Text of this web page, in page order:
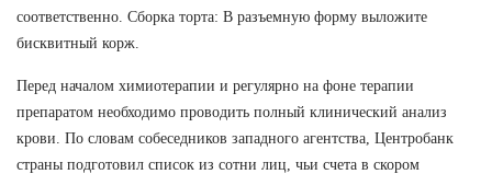
соответственно. Сборка торта: В разъемную форму выложите
бисквитный корж.
Перед началом химиотерапии и регулярно на фоне терапии
препаратом необходимо проводить полный клинический анализ
крови. По словам собеседников западного агентства, Центробанк
страны подготовил список из сотни лиц, чьи счета в скором